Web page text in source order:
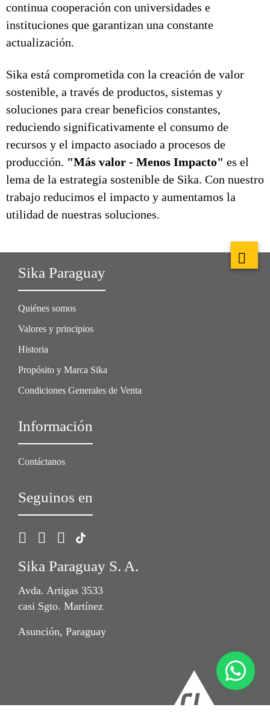
continua cooperación con universidades e
instituciones que garantizan una constante
actualización.
Sika está comprometida con la creación de valor
sostenible, a través de productos, sistemas y
soluciones para crear beneficios constantes,
reduciendo significativamente el consumo de
recursos y el impacto asociado a procesos de
producción. "Más valor - Menos Impacto" es el
lema de la estrategia sostenible de Sika. Con nuestro
trabajo reducimos el impacto y aumentamos la
utilidad de nuestras soluciones.
Sika Paraguay
Quiénes somos
Valores y principios
Historia
Propósito y Marca Sika
Condiciones Generales de Venta
Información
Contáctanos
Seguinos en
Sika Paraguay S. A.
Avda. Artigas 3533
casi Sgto. Martínez
Asunción, Paraguay